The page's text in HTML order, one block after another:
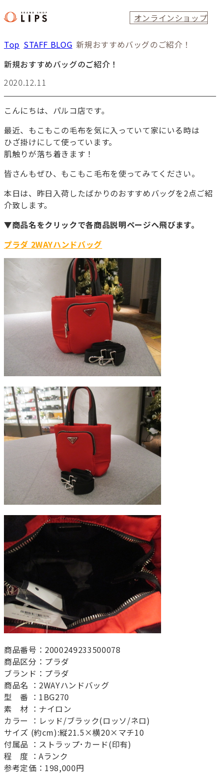
オンラインショップ
Top STAFF BLOG 新規おすすめバッグのご紹介！
新規おすすめバッグのご紹介！
2020.12.11
こんにちは、パルコ店です。
最近、もこもこの毛布を気に入っていて家にいる時は
ひざ掛けにして使っています。
肌触りが落ち着きます！
皆さんもぜひ、もこもこ毛布を使ってみてください。
本日は、昨日入荷したばかりのおすすめバッグを2点ご紹
介致します。
▼商品名をクリックで各商品説明ページへ飛びます。
プラダ 2WAYハンドバッグ
商品番号：2000249233500078
商品区分：プラダ
ブランド：プラダ
商品名 ：2WAYハンドバッグ
型 番 ：1BG270
素 材 ：ナイロン
カラー ：レッド/ブラック(ロッソ/ネロ)
サイズ (約cm):縦21.5×横20×マチ10
付属品 ：ストラップ･カード(印有)
程 度 ：Aランク
参考定価：198,000円